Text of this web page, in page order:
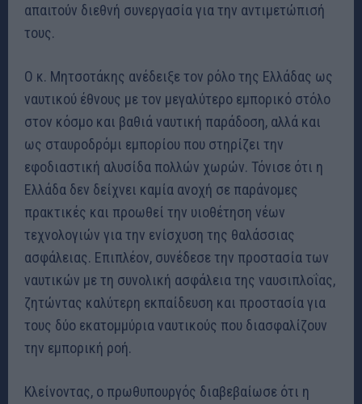
απαιτούν διεθνή συνεργασία για την αντιμετώπισή
τους.
Ο κ. Μητσοτάκης ανέδειξε τον ρόλο της Ελλάδας ως
ναυτικού έθνους με τον μεγαλύτερο εμπορικό στόλο
στον κόσμο και βαθιά ναυτική παράδοση, αλλά και
ως σταυροδρόμι εμπορίου που στηρίζει την
εφοδιαστική αλυσίδα πολλών χωρών. Τόνισε ότι η
Ελλάδα δεν δείχνει καμία ανοχή σε παράνομες
πρακτικές και προωθεί την υιοθέτηση νέων
τεχνολογιών για την ενίσχυση της θαλάσσιας
ασφάλειας. Επιπλέον, συνέδεσε την προστασία των
ναυτικών με τη συνολική ασφάλεια της ναυσιπλοΐας,
ζητώντας καλύτερη εκπαίδευση και προστασία για
τους δύο εκατομμύρια ναυτικούς που διασφαλίζουν
την εμπορική ροή.
Κλείνοντας, ο πρωθυπουργός διαβεβαίωσε ότι η